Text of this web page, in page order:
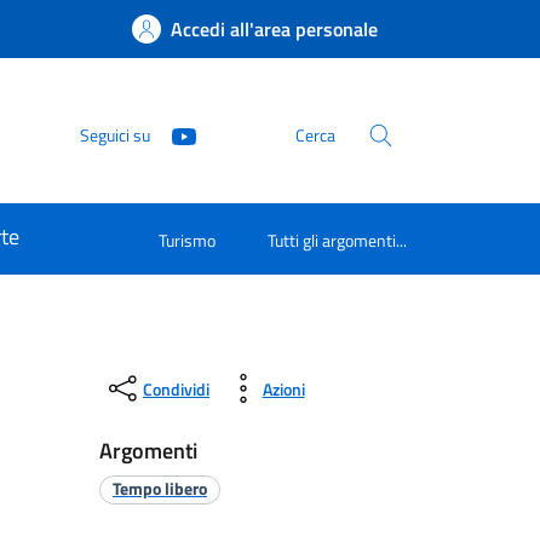
Accedi all'area personale
Seguici su Cerca
Turismo Tutti gli argomenti...
Condividi Azioni
Argomenti
Tempo libero